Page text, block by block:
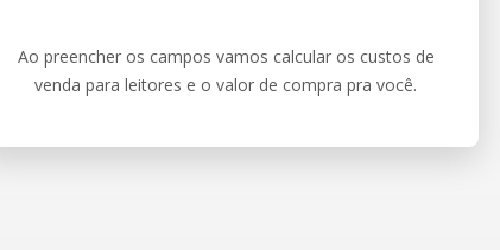
Ao preencher os campos vamos calcular os custos de
venda para leitores e o valor de compra pra você.